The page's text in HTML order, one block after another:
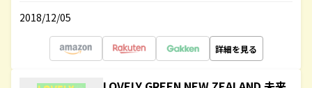
2018/12/05
詳細を見る